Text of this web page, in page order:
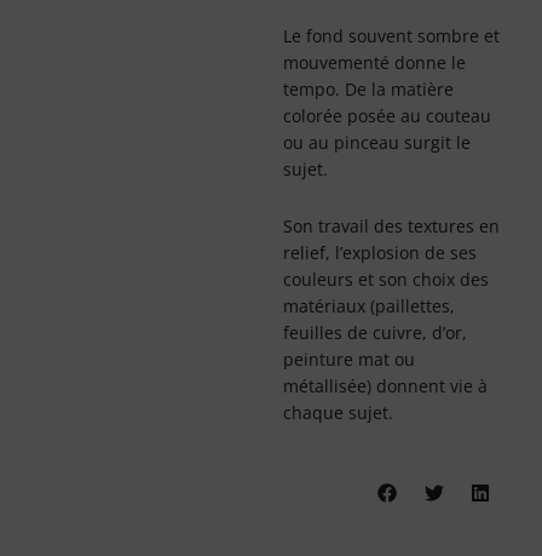
Le fond souvent sombre et
mouvementé donne le
tempo. De la matière
colorée posée au couteau
ou au pinceau surgit le
sujet.
Son travail des textures en
relief, l’explosion de ses
couleurs et son choix des
matériaux (paillettes,
feuilles de cuivre, d’or,
peinture mat ou
métallisée) donnent vie à
chaque sujet.